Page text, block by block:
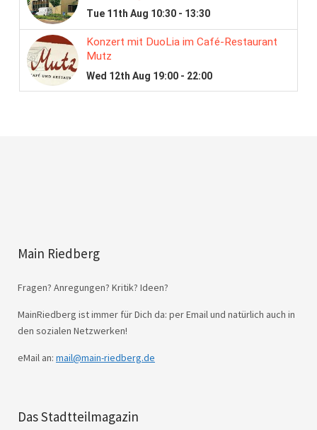
Main Riedberg
Fragen? Anregungen? Kritik? Ideen?
MainRiedberg ist immer für Dich da: per Email und natürlich auch in
den sozialen Netzwerken!
eMail an: mail@main-riedberg.de
Das Stadtteilmagazin